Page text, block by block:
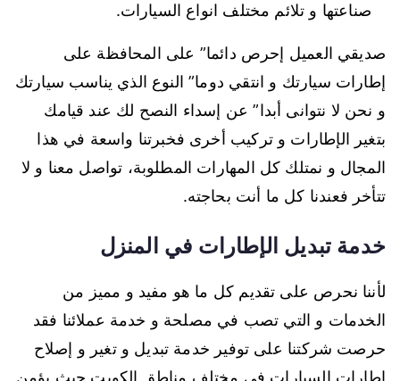
صناعتها و تلائم مختلف انواع السيارات.
صديقي العميل إحرص دائما” على المحافظة على
إطارات سيارتك و انتقي دوما” النوع الذي يناسب سيارتك
و نحن لا نتوانى أبدا” عن إسداء النصح لك عند قيامك
بتغير الإطارات و تركيب أخرى فخبرتنا واسعة في هذا
المجال و نمتلك كل المهارات المطلوبة، تواصل معنا و لا
تتأخر فعندنا كل ما أنت بحاجته.
خدمة تبديل الإطارات في المنزل
لأننا نحرص على تقديم كل ما هو مفيد و مميز من
الخدمات و التي تصب في مصلحة و خدمة عملائنا فقد
حرصت شركتنا على توفير خدمة تبديل و تغير و إصلاح